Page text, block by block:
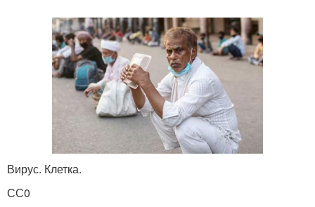
Вирус. Клетка.
СС0